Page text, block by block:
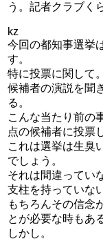
う。記者クラブく
kz
今回の都知事選挙
す。
特に投票に関して。
候補者の演説を聞
る。
こんな当たり前の
点の候補者に投票
これは選挙は生臭
でしょう。
それは間違ってい
支柱を持っていな
もちろんその信念
とが必要な時もあ
しかし。